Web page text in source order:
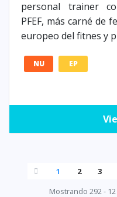
personal trainer
PFEF, más carné de
europeo del fitnes y
NU EP
1 2 3
Mostrando 292 -